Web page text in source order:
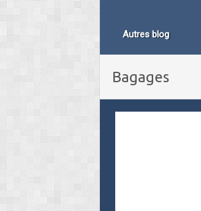
Autres blog
Bagages